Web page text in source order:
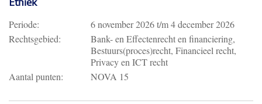
Ethiek
Periode: 6 november 2026t/m4 december 2026
Rechtsgebied:
Bank- en Effectenrecht en financiering,
Bestuurs(proces)recht, Financieel recht,
Privacy en ICT recht
Aantal punten:
NOVA 15